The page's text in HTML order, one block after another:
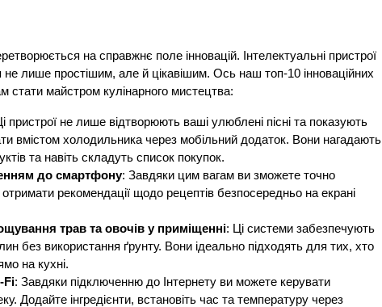
на справжнє поле інновацій. Інтелектуальні пристрої
лише простішим, але й цікавішим. Ось наш топ-10 інноваційних
стати майстром кулінарного мистецтва:
пристрої не лише відтворюють ваші улюблені пісні та показують
вмістом холодильника через мобільний додаток. Вони нагадають
та навіть складуть список покупок.
до смартфону: Завдяки цим вагам ви зможете точно
отримати рекомендації щодо рецептів безпосередньо на екрані
трав та овочів у приміщенні: Ці системи забезпечують
без використання ґрунту. Вони ідеально підходять для тих, хто
на кухні.
Fi: Завдяки підключенню до Інтернету ви можете керувати
Додайте інгредієнти, встановіть час та температуру через